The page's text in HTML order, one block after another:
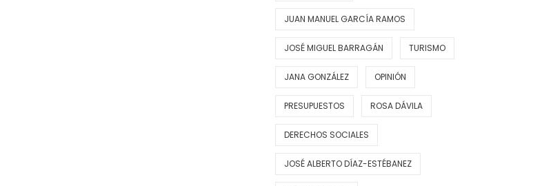
JUAN MANUEL GARCÍA RAMOS
JOSÉ MIGUEL BARRAGÁN TURISMO
JANA GONZÁLEZ OPINIÓN
PRESUPUESTOS ROSA DÁVILA
DERECHOS SOCIALES
JOSÉ ALBERTO DÍAZ-ESTÉBANEZ